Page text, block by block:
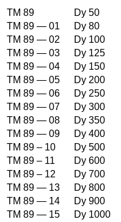
ТМ 89
Dy 50
ТМ 89 — 01
Dy 80
ТМ 89 — 02
Dy 100
ТМ 89 — 03
Dy 125
ТМ 89 — 04
Dy 150
ТМ 89 — 05
Dy 200
ТМ 89 — 06
Dy 250
ТМ 89 — 07
Dy 300
ТМ 89 — 08
Dy 350
ТМ 89 — 09
Dy 400
ТМ 89 – 10
Dy 500
ТМ 89 – 11
Dy 600
ТМ 89 – 12
Dy 700
ТМ 89 — 13
Dy 800
ТМ 89 — 14
Dy 900
ТМ 89 — 15
Dy 1000